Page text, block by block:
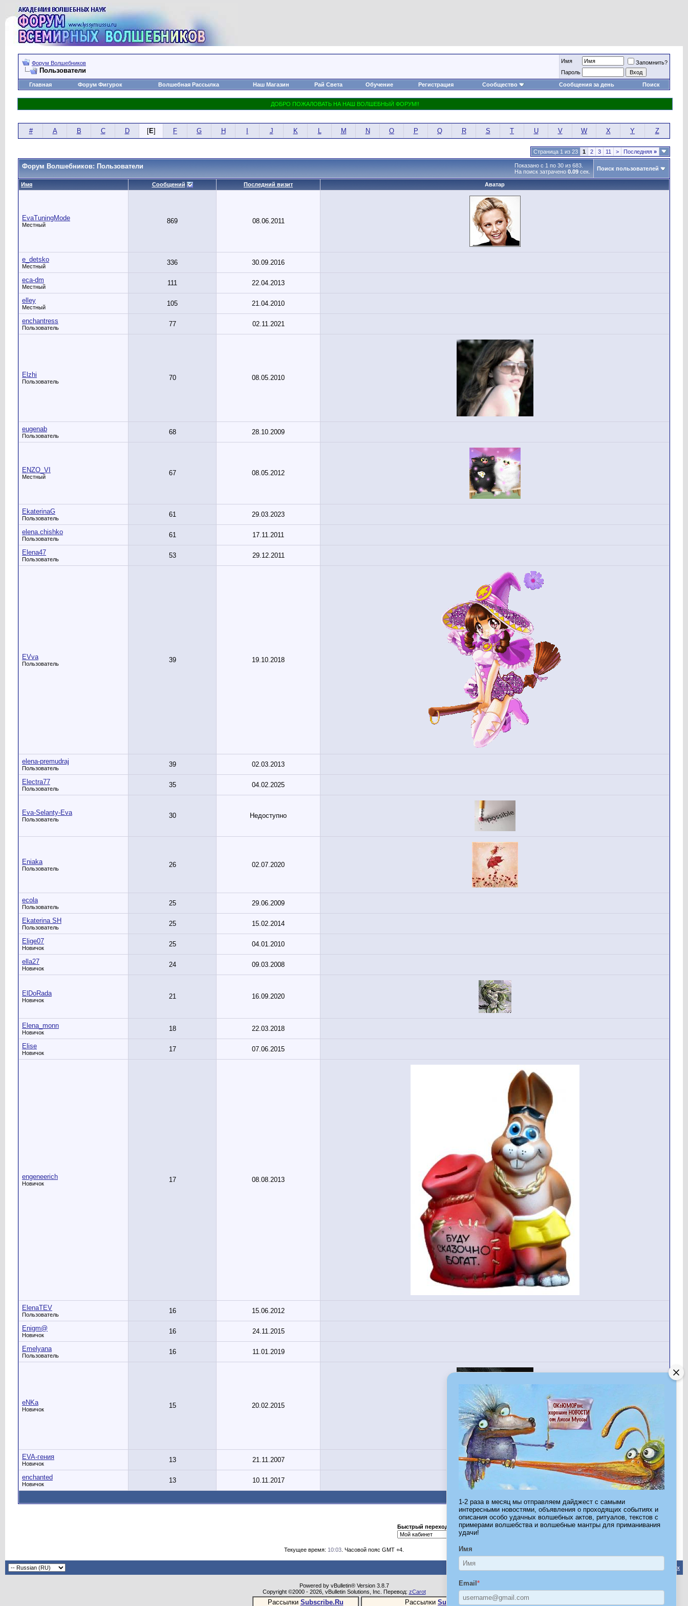
1-2 раза в месяц мы отправляем дайджест с самыми
интересными новостями, объявления о проходящих событиях и
описания особо удачных волшебных актов, ритуалов, текстов с
примерами волшебства и волшебные мантры для приманивания
удачи!
Имя
Email *
Форум Волшебников
Пользователи
Имя
Запомнить?
Пароль
Главная
Форум Фигурок Волшебная Рассылка Наш Магазин Рай Света Обучение Регистрация Сообщество Сообщения за день Поиск
# A B C D [E] F G H J K L M N O P Q R S T U V W X Y Z
Страница 1 из 23 1 2 3 11 > Последняя »
Показано с 1 по 30 из 683.
На поиск затрачено 0.09 сек.
Форум Волшебников: Пользователи Поиск пользователей
Имя Сообщений Последний визит Аватар
EvaTuningMode
Местный 869 08.06.2011
e_detsko
Местный 336 30.09.2016
eca-dm
Местный 111 22.04.2013
elley
Местный 105 21.04.2010
enchantress
Пользователь 77 02.11.2021
Elzhi
Пользователь 70 08.05.2010
eugenab
Пользователь 68 28.10.2009
ENZO_VI
Местный 67 08.05.2012
EkaterinaG
Пользователь 61 29.03.2023
elena.chishko
Пользователь 61 17.11.2011
Elena47
Пользователь 53 29.12.2011
EVva
Пользователь 39 19.10.2018
elena-premudraj
Пользователь 39 02.03.2013
Electra77
Пользователь 35 04.02.2025
Eva-Selanty-Eva
Пользователь 30 Недоступно
Eniaka
Пользователь 26 02.07.2020
ecola
Пользователь 25 29.06.2009
Ekaterina SH
Пользователь 25 15.02.2014
Elige07
Новичок 25 04.01.2010
ella27
Новичок 24 09.03.2008
ElDoRada
Новичок 21 16.09.2020
Elena_monn
Новичок 18 22.03.2018
Elise
Новичок 17 07.06.2015
engeneerich
Новичок 17 08.08.2013
ElenaTEV
Пользователь 16 15.06.2012
Enigm@
Новичок 16 24.11.2015
Emelyana
Пользователь 16 11.01.2019
eNKa
Новичок 15 20.02.2015
EVA-гения
Новичок 13 21.11.2007
enchanted
Новичок 13 10.11.2017
Страница 1 из 23 1 2 3 11 > Последняя »
Быстрый переход
Текущее время: 10:03 . Часовой пояс GMT +4.
Вверх
Powered by vBulletin® Version 3.8.7
Copyright ©2000 - 2026, vBulletin Solutions, Inc. Перевод: zCarot
Рассылки Subscribe.Ru Рассылки Subscribe.Ru